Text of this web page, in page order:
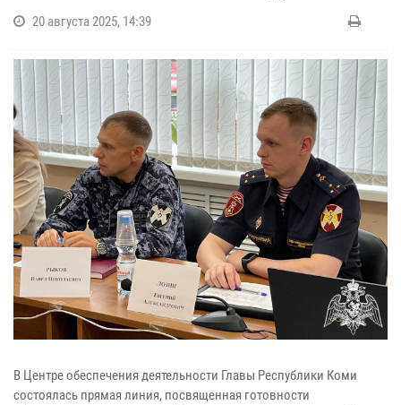
20 августа 2025, 14:39
В Центре обеспечения деятельности Главы Республики Коми
состоялась прямая линия, посвященная готовности